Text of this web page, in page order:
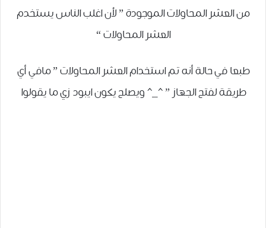
من العشر المحاولات الموجودة ” لأن اغلب الناس يستخدم
العشر المحاولات “
طبعا في حالة أنه تم استخدام العشر المحاولات ” مافي أي
طريقة لفتح الجهاز ” ^_^ ويصلح يكون ايبود زي ما يقولوا